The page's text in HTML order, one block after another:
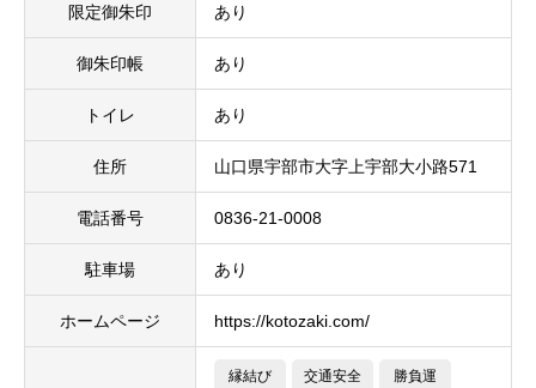
限定御朱印 あり
御朱印帳 あり
トイレ あり
住所 山口県宇部市大字上宇部大小路571
電話番号 0836-21-0008
駐車場 あり
ホームページ https://kotozaki.com/
縁結び 交通安全 勝負運